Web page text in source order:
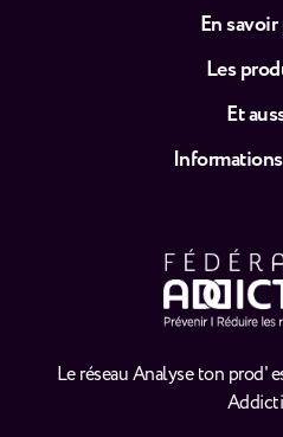
Le réseau Analyse ton prod'
En
Les
Et